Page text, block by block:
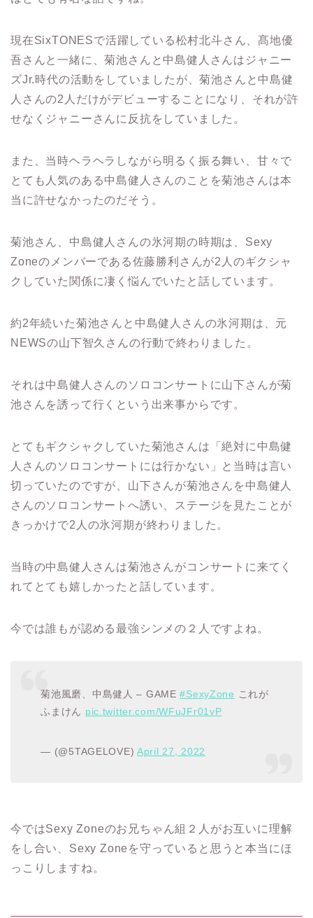
現在SixTONESで活躍している松村北斗さん、髙地優
吾さんと一緒に、菊池さんと中島健人さんはジャニー
ズJr.時代の活動をしていましたが、菊池さんと中島健
人さんの2 人だけがデビューすることになり、それが許
せなくジャニーさんに反抗をしていました。
また、当時ヘラヘラしながら明るく振る舞い、甘々で
とても人気のある中島健人さんのことを菊池さんは本
当に許せなかったのだそう。
菊池さん、中島健人さんの氷河期の時期は、 Sexy
Zoneのメンバーである佐藤勝利さんが2 人のギクシャ
クしていた関係に凄く悩んでいたと話しています。
約2年続いた菊池さんと中島健人さんの氷河期は、元
NEWSの山下智久さんの行動で終わりました。
それは中島健人さんのソロコンサートに山下さんが菊
池さんを誘って行くという出来事からです。
とてもギクシャクしていた菊池さんは「絶対に中島健
人さんのソロコンサートには行かない」と当時は言い
切っていたのですが、山下さんが菊池さんを中島健人
さんのソロコンサートへ誘い、ステージを見たことが
きっかけで2 人の氷河期が終わりました。
当時の中島健人さんは菊池さんがコンサートに来てく
れてとても嬉しかったと話しています。
今では誰もが認める最強シンメの２人ですよね。
菊池風磨、中島健人 – GAME#SexyZone
これが
ふまけん pic.twitter.com/WFuJFr01vP
— (@5TAGELOVE) April 27, 2022
今ではSexy Zoneのお兄ちゃん組２人がお互いに理解
をし合い、 Sexy Zoneを守ってい ると思うと本当にほ
っこりしますね。